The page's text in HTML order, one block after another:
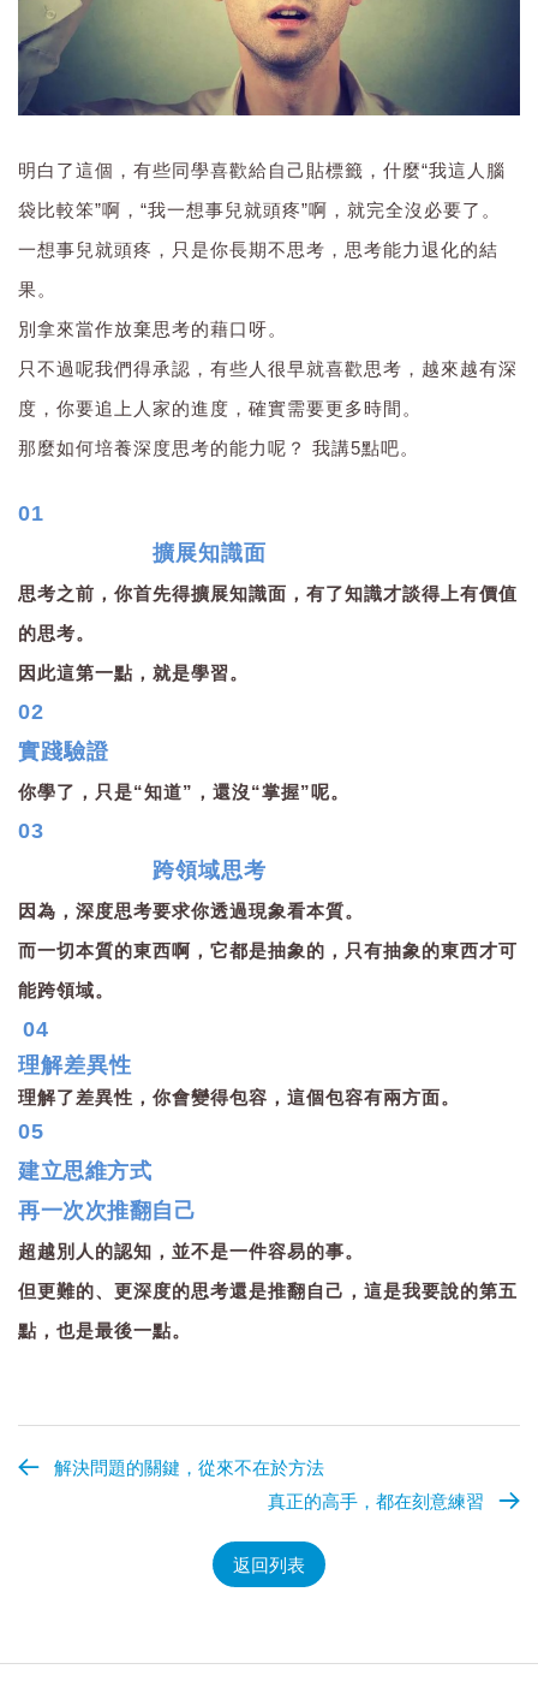
明白了這個，有些同學喜歡給自己貼標籤，什麼“我這人腦
袋比較笨”啊，“我一想事兒就頭疼”啊，就完全沒必要了。
一想事兒就頭疼，只是你長期不思考，思考能力退化的結
果。
別拿來當作放棄思考的藉口呀。
只不過呢我們得承認，有些人很早就喜歡思考，越來越有深
度，你要追上人家的進度，確實需要更多時間。
那麼如何培養深度思考的能力呢？ 我講5點吧。
01
擴展知識面
思考之前，你首先得擴展知識面，有了知識才談得上有價值
的思考。
因此這第一點，就是學習。
02
實踐驗證
你學了，只是“知道”，還沒“掌握”呢。
03
跨領域思考
因為，深度思考要求你透過現象看本質。
而一切本質的東西啊，它都是抽象的，只有抽象的東西才可
能跨領域。
04
理解差異性
理解了差異性，你會變得包容，這個包容有兩方面。
05
建立思維方式
再一次次推翻自己
超越別人的認知，並不是一件容易的事。
但更難的、更深度的思考還是推翻自己，這是我要說的第五
點，也是最後一點。
解決問題的關鍵，從來不在於方法
真正的高手，都在刻意練習
返回列表